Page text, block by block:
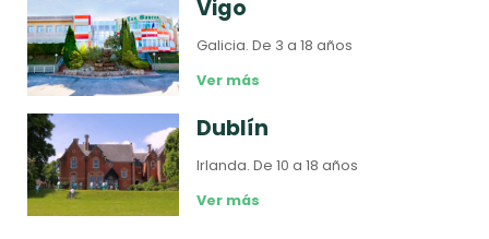
Vigo
Galicia.De 3 a 18 años
Ver más
Dublín
Irlanda.De 10 a 18 años
Ver más